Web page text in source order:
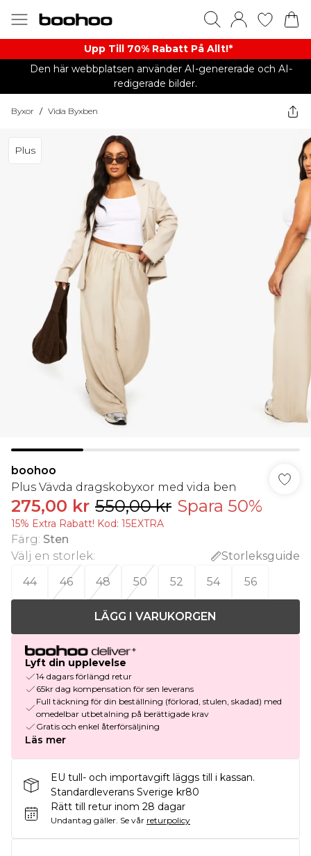
Upp Till 70% Rabatt På Allt!*
Den här webbplatsen använder AI-genererade och AI-
redigerade bilder.
Byxor / Vida Byxben
Plus
boohoo
Plus Vävda dragskobyxor med vida ben
275,00 kr 550,00 kr Spara 50%
15% Extra Rabatt! Kod: 15EXTRA
Färg: Sten
Välj en storlek:
Storleksguide
44
46 48 50 52 54 56
LÄGG I VARUKORGEN
Lyft din upplevelse
14 dagars förlängd retur
65kr dag kompensation för sen leverans
Full täckning för din beställning (förlorad, stulen, skadad) med
omedelbar utbetalning på berättigade krav
Gratis och enkel återförsäljning
Läs mer
EU tull- och importavgift läggs till i kassan.
Standardleverans Sverige kr80
Rätt till retur inom 28 dagar
Undantag gäller. Se vår returpolicy